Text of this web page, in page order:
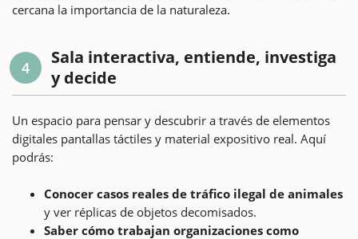
cercana la importancia de la naturaleza.
4
Sala interactiva, entiende, investiga
y decide
Un espacio para pensar y descubrir a través de elementos
digitales pantallas táctiles y material expositivo real. Aquí
podrás:
Conocer casos reales de tráfico ilegal de animales
y ver réplicas de objetos decomisados.
Saber cómo trabajan organizaciones como